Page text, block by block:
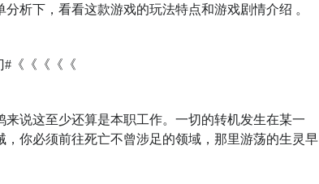
析下，看看这款游戏的玩法特点和游戏剧情介绍 。
#《《《《《
说这至少还算是本职工作。一切的转机发生在某一
你必须前往死亡不曾涉足的领域，那里游荡的生灵早